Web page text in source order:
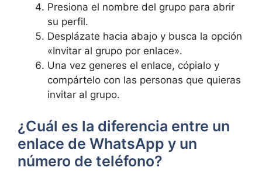
Presiona el nombre del grupo para abrir
su perfil.
Desplázate hacia abajo y busca la opción
«Invitar al grupo por enlace».
Una vez generes el enlace, cópialo y
compártelo con las personas que quieras
invitar al grupo.
¿Cuál es la diferencia entre un
enlace de WhatsApp y un
número de teléfono?